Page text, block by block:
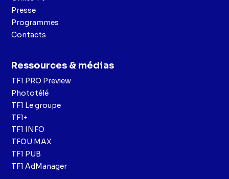
Presse
Programmes
Contacts
Ressources & médias
TF1 PRO Preview
Phototélé
TF1 Le groupe
TF1+
TF1 INFO
TFOU MAX
TF1 PUB
TF1 AdManager